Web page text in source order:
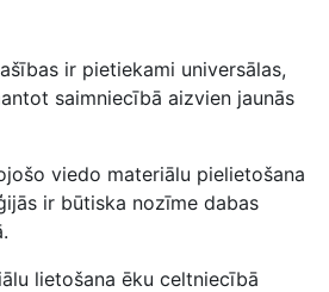
ir pietiekami universālas,
saimniecībā aizvien jaunās
viedo materiālu pielietošana
ir būtiska nozīme dabas
lietošana ēku celtniecībā